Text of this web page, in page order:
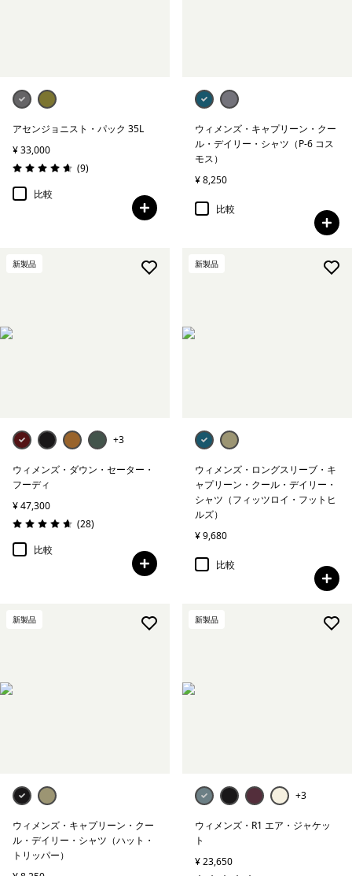
アセンジョニスト・パック 35L
¥ 33,000
評価: 4.7 / 5
(9レビュー
)
比較
ウィメンズ・キャプリーン・クー
ル・デイリー・シャツ（P-6 コス
モス）
¥ 8,250
比較
新製品
+3
ウィメンズ・ダウン・セーター・
フーディ
¥ 47,300
評価: 4.6 / 5
(28レビュー
)
比較
新製品
ウィメンズ・ロングスリーブ・キ
ャプリーン・クール・デイリー・
シャツ（フィッツロイ・フットヒ
ルズ）
¥ 9,680
比較
新製品
ウィメンズ・キャプリーン・クー
ル・デイリー・シャツ（ハット・
トリッパー）
新製品
+3
ウィメンズ・R1 エア・ジャケッ
ト
¥ 23,650